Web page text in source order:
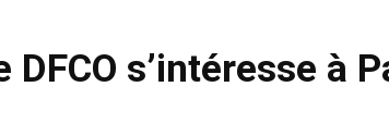
DFCO s’intéresse à